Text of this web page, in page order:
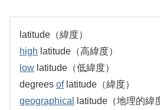
latitude（緯度）
high latitude（高緯度）
low latitude（低緯度）
degrees oflatitude（緯度）
geographical
latitude（地理的緯